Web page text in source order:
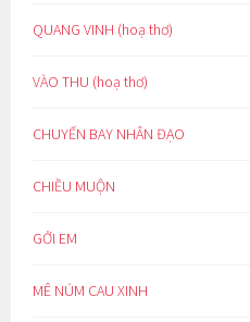
QUANG VINH (hoạ thơ)
VÀO THU (hoạ thơ)
CHUYẾN BAY NHÂN ĐẠO
CHIỀU MUỘN
GỞI EM
MÊ NÚM CAU XINH